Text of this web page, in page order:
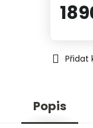
Přidat
Popis